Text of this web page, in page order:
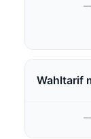
Wahltarif